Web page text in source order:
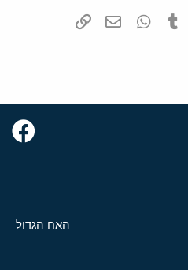
Pinterest
Tumblr
WhatsAppדואר אלקטרוני
האח הגדול